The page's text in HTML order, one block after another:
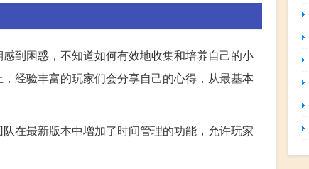
到困惑，不知道如何有效地收集和培养自己的小
经验丰富的玩家们会分享自己的心得，从最基本
在最新版本中增加了时间管理的功能，允许玩家